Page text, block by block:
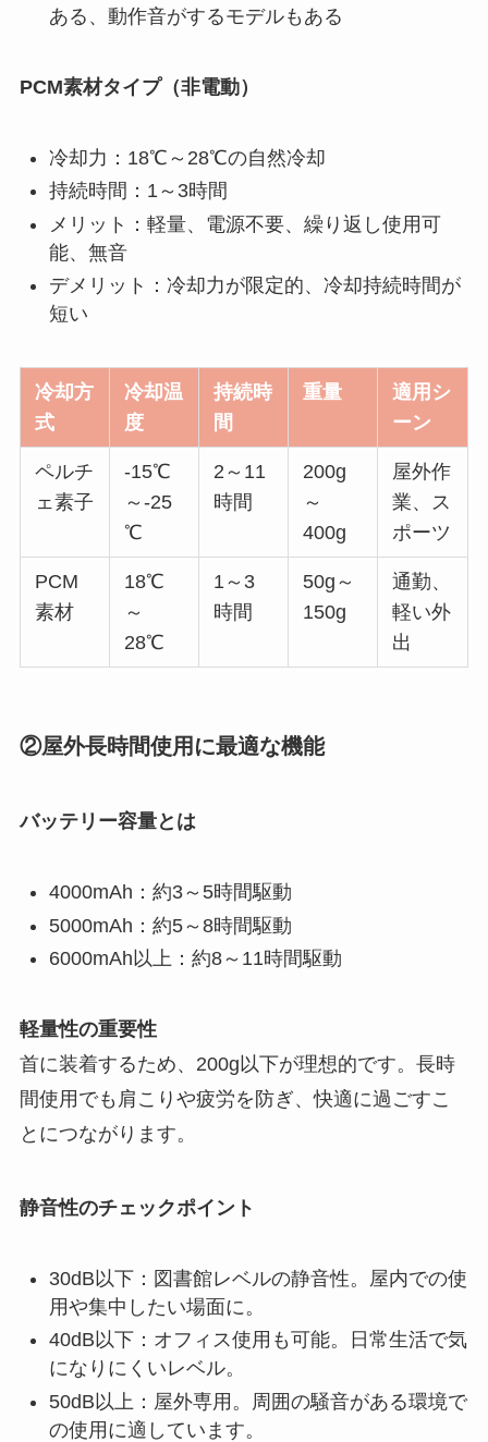
ある、動作音がするモデルもある
PCM素材タイプ（非電動）
冷却力：18℃～28℃の自然冷却
持続時間：1～3時間
メリット：軽量、電源不要、繰り返し使用可
能、無音
デメリット：冷却力が限定的、冷却持続時間が
短い
冷却方
式
冷却温
度
持続時
間
重量
適用シ
ーン
ペルチ
ェ素子
-15℃
～-25
℃
2～11
時間
200g
～
400g
屋外作
業、ス
ポーツ
PCM
素材
18℃
～
28℃
1～3
時間
50g～
150g
通勤、
軽い外
出
②屋外長時間使用に最適な機能
バッテリー容量とは
4000mAh：約3～5時間駆動
5000mAh：約5～8時間駆動
6000mAh以上：約8～11時間駆動
軽量性の重要性
首に装着するため、200g以下が理想的です。長時
間使用でも肩こりや疲労を防ぎ、快適に過ごすこ
とにつながります。
静音性のチェックポイント
30dB以下：図書館レベルの静音性。屋内での使
用や集中したい場面に。
40dB以下：オフィス使用も可能。日常生活で気
になりにくいレベル。
50dB以上：屋外専用。周囲の騒音がある環境で
の使用に適しています。